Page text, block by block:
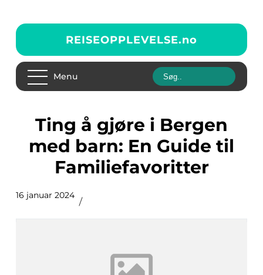
REISEOPPLEVELSE.no
Menu
Ting å gjøre i Bergen
med barn: En Guide til
Familiefavoritter
16 januar 2024